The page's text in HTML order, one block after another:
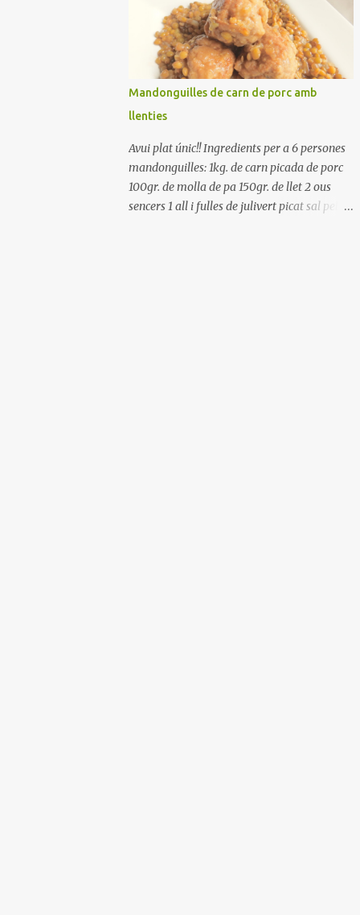
Renteu els pebrots i talleu-los a trossets.
Renteu les tomates i talleu-les a octaus.
Talleu les olives a rodanxes. Una hora abans
de portar a la taula, poseu els cigrons, ben
escorreguts, en un bol, amb la resta
d'ingredients: les tomates, el pebrot, la ceba,
(escorreguda), les olives i la tonyina
esmicolada. Amaniu amb sal i oli... bon
profit!!
Mandonguilles de carn de porc amb
llenties
Avui plat únic!! Ingredients per a 6 persones
mandonguilles: 1kg. de carn picada de porc
100gr. de molla de pa 150gr. de llet 2 ous
sencers 1 all i fulles de julivert picat sal pebre